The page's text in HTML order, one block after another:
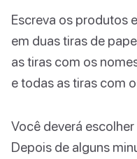
Escreva os produtos
em duas tiras de
as tiras com os
e todas as tiras com
Você deverá
Depois de alguns